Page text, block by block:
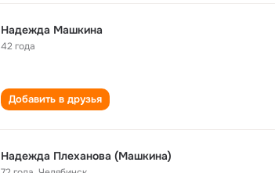
Надежда Машкина
42 года
Добавить в друзья
Надежда Плеханова (Машкина)